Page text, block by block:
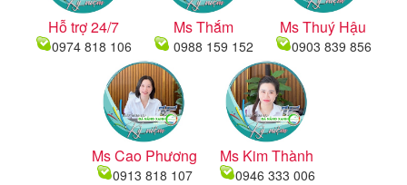
Hỗ trợ 24/7
0974 818 106
Ms Thắm
0988 159 152
Ms Thuý Hậu
0903 839 856
Ms Cao Phương
0913 818 107
Ms Kim Thành
0946 333 006